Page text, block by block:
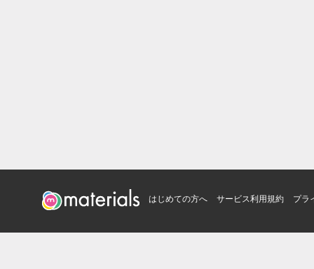
はじめての方へ サービス利用規約 プラ